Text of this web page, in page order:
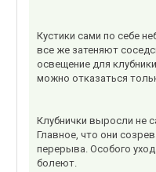
Кустики сами по себе
все же затеняют
освещение для
можно отказаться
Клубнички выросли не
Главное, что они
перерыва. Особого
болеют.